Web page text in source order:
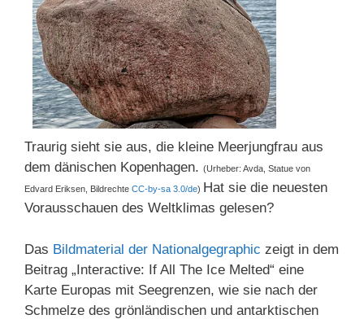
Traurig sieht sie aus, die kleine Meerjungfrau aus
dem dänischen Kopenhagen. (Urheber: Avda, Statue von
Edvard Eriksen, Bildrechte CC-by-sa 3.0/de) Hat sie die neuesten
Vorausschauen des Weltklimas gelesen?
Das Bildmaterial der Nationalgegraphic zeigt in dem
Beitrag „Interactive: If All The Ice Melted“ eine
Karte Europas mit Seegrenzen, wie sie nach der
Schmelze des grönländischen und antarktischen